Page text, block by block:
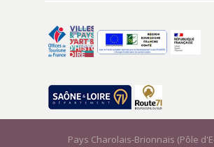
Pays Charolais-Brionnais (Pôle